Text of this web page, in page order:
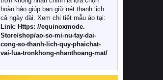
Khác với các dòng sản phẩm thông
thường, những bộ chăn ga gối đệm
cao cấp trải qua quy trình sản xuất
nghiêm ngặt từ khâu chọn lọc nguyên
liệu tự nhiên đến công nghệ dệt
nhuộm hiện đại không chứa hóa chất
này, bạn sẽ cảm nhận rõ rệt sự khác
hoàn hảo giúp bạn giữ nét thanh lịch
cả ngày dài. Xem chi tiết mẫu áo tại:
Link: Https: //equinoxmode.
Store/shop/ao-so-mi-nu-tay-dai-
cong-so-thanh-lich-quy-phaichat-
vai-lua-tronkhong-nhanthoang-mat/